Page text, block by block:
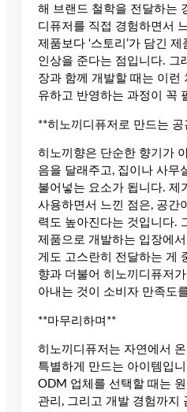
해 브랜드 철학을 전달하는
디퓨저를 직접 경험하면서
제품보다 ‘스토리’가 담긴
인상을 준다는 점입니다. 그
장과 함께 개발할 때는 이런
유하고 반영하는 과정이 꼭
**히노끼디퓨저로 만드는
히노끼향은 단순한 향기가
음을 달래주고, 집이나 사무
불어넣는 요소가 됩니다. 제
사용하면서 느낀 점은, 공간
력도 높아진다는 것입니다.
제품으로 개발하는 입장에
게도 고스란히 전달하는 게
향과 더불어 히노끼디퓨저가
아내는 것이 소비자 만족도
**마무리하며**
히노끼디퓨저는 자연에서
특별하게 만드는 아이템입
ODM 업체를 선택할 때는
관리, 그리고 개발 경험까지